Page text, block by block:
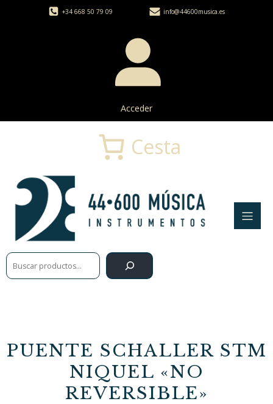
+34 668 50 79 09 info@44600musica.es
Acceder
Buscar
Cesta
PUENTE SCHALLER STM
NIQUEL «NO
REVERSIBLE»